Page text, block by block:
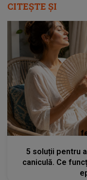
CITEȘTE ȘI
5 soluții pentru
caniculă. Ce